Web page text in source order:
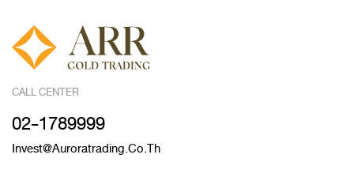
CALL CENTER
02-1789999
Invest@auroratrading.co.th